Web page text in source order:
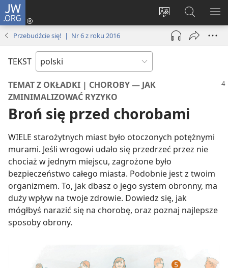
JW.ORG
Wybór
języka
Logowanie
(opens
window)
Szukaj
na
JW.ORG
Przebudźcie się! | Nr 6 z roku 2016
TEKST
TEMAT Z OKŁADKI | CHOROBY — JAK
ZMINIMALIZOWAĆ RYZYKO
Broń się przed chorobami
WIELE starożytnych miast było otoczonych potężnymi
murami. Jeśli wrogowi udało się przedrzeć przez nie
chociaż w jednym miejscu, zagrożone było
bezpieczeństwo całego miasta. Podobnie jest z twoim
organizmem. To, jak dbasz o jego system obronny, ma
duży wpływ na twoje zdrowie. Dowiedz się, jak
mógłbyś narazić się na chorobę, oraz poznaj najlepsze
sposoby obrony.